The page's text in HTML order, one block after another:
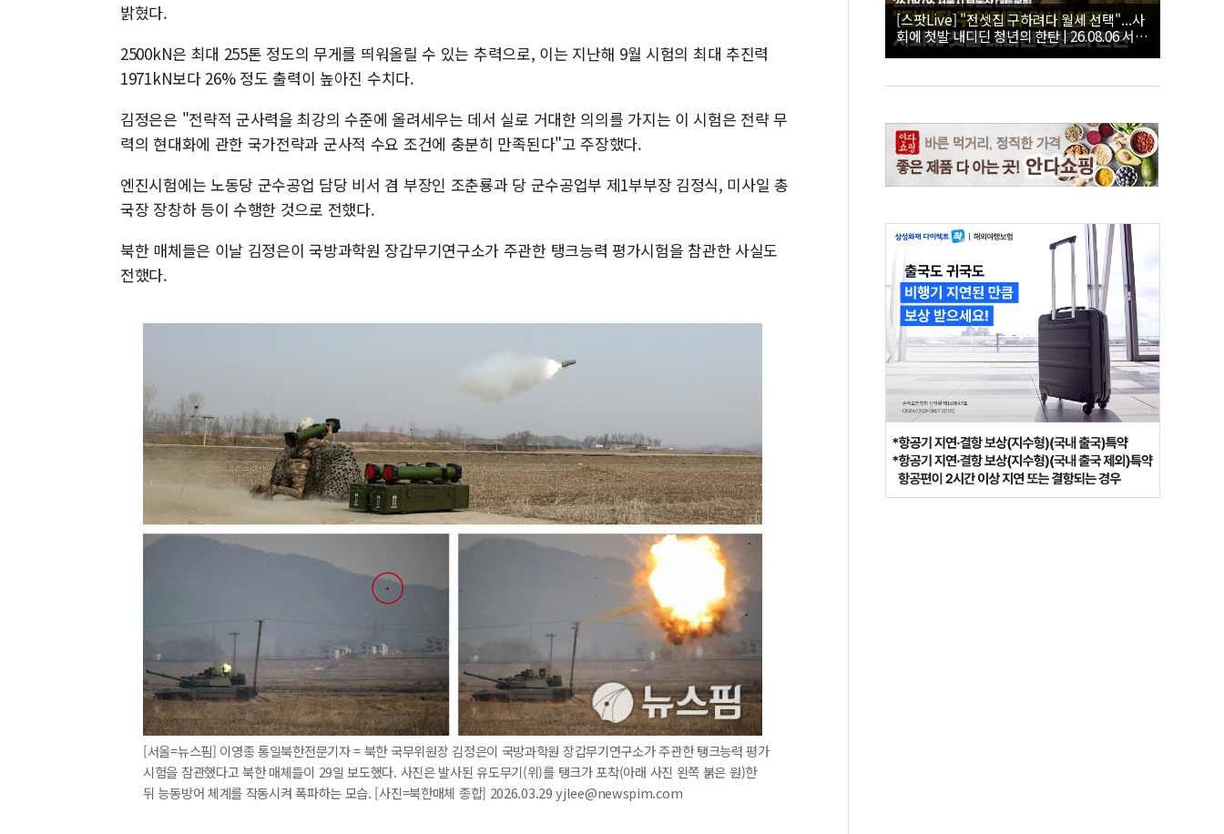
밝혔다.
2500kN은 최대 255톤 정도의 무게를 띄워올릴 수 있는 추력으로, 이는 지난해 9월 시험의 최대 추진력
1971kN보다 26% 정도 출력이 높아진 수치다.
김정은은 "전략적 군사력을 최강의 수준에 올려세우는 데서 실로 거대한 의의를 가지는 이 시험은 전략 무
력의 현대화에 관한 국가전략과 군사적 수요 조건에 충분히 만족된다"고 주장했다.
엔진시험에는 노동당 군수공업 담당 비서 겸 부장인 조춘룡과 당 군수공업부 제1부부장 김정식, 미사일 총
국장 장창하 등이 수행한 것으로 전했다.
북한 매체들은 이날 김정은이 국방과학원 장갑무기연구소가 주관한 탱크능력 평가시험을 참관한 사실도
전했다.
[서울=뉴스핌] 이영종 통일북한전문기자 = 북한 국무위원장 김정은이 국방과학원 장갑무기연구소가 주관한 탱크능력 평가
시험을 참관했다고 북한 매체들이 29일 보도했다. 사진은 발사된 유도무기(위)를 탱크가 포착(아래 사진 왼쪽 붉은 원)한
뒤 능동방어 체계를 작동시켜 폭파하는 모습. [사진=북한매체 종합] 2026.03.29 yjlee@newspim.com
[스팟Live] "전셋집 구하려다 월세 선택"...사
회에 첫발 내디딘 청년의 한탄 | 26.08.06 서울
시 부동산 대토론회